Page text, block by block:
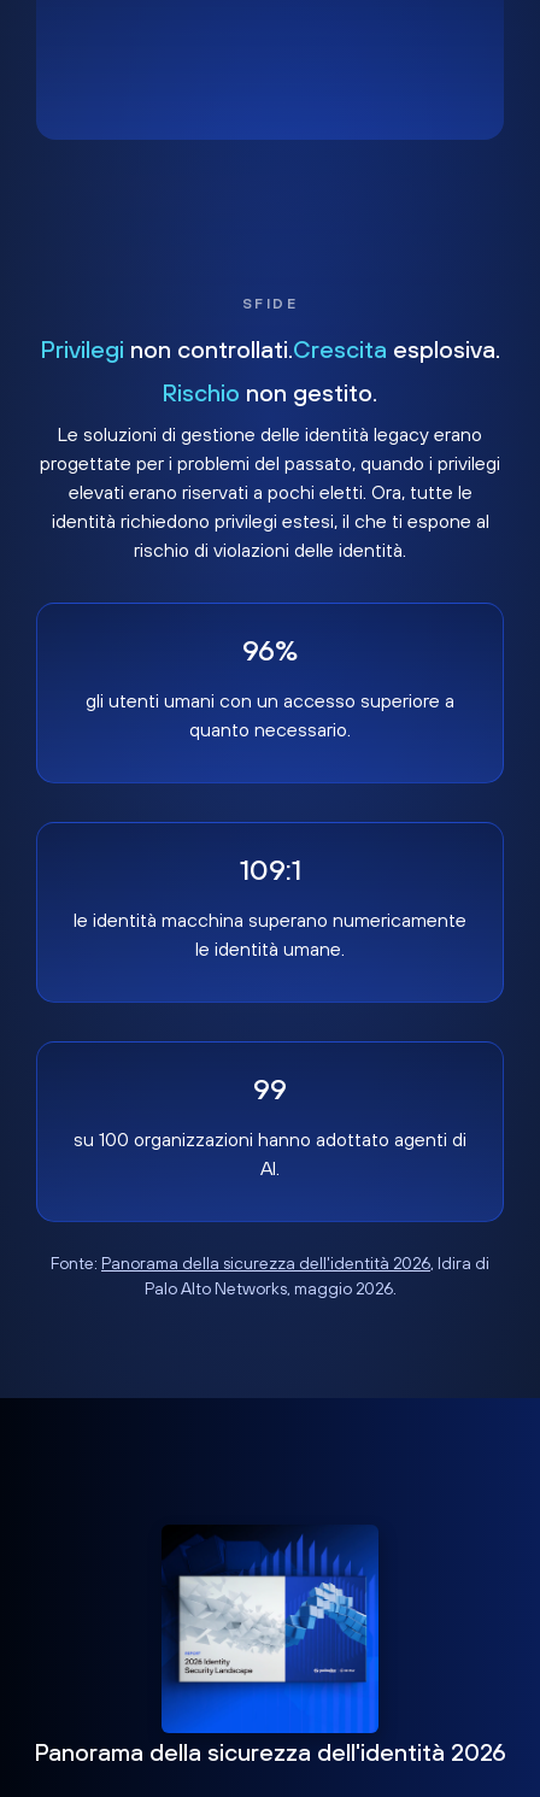
SFIDE
Privilegi non controllati. Crescita esplosiva.
Rischio non gestito.
Le soluzioni di gestione delle identità legacy erano
progettate per i problemi del passato, quando i privilegi
elevati erano riservati a pochi eletti. Ora, tutte le
identità richiedono privilegi estesi, il che ti espone al
rischio di violazioni delle identità.
96%
gli utenti umani con un accesso superiore a
quanto necessario.
109:1
le identità macchina superano numericamente
le identità umane.
99
su 100 organizzazioni hanno adottato agenti di
AI.
Fonte: Panorama della sicurezza dell'identità 2026, Idira di
Palo Alto Networks, maggio 2026.
Panorama della sicurezza dell'identità 2026